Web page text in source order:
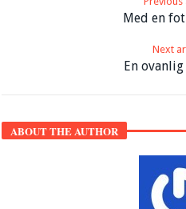
Med en
Next
En
ABOUT THE AUTHOR